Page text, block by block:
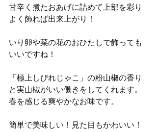
甘辛く煮たおあげに詰めて上部を彩り
よく飾れば出来上がり！
いり卵や菜の花のおひたしで飾っても
いいですね！
「極上しびれじゃこ」の粉山椒の香り
と実山椒がいい働きをしてくれます。
春を感じる爽やかなお味です。
簡単で美味しい！見た目もかわいい！